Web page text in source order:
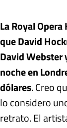
La Royal
que David
David Webster
noche en
dólares. Creo
lo considero
retrato. El